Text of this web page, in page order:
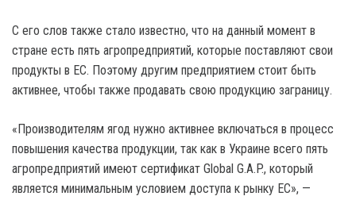
С его слов также стало известно, что на данный момент в
стране есть пять агропредприятий, которые поставляют свои
продукты в ЕС. Поэтому другим предприятием стоит быть
активнее, чтобы также продавать свою продукцию заграницу.
«Производителям ягод нужно активнее включаться в процесс
повышения качества продукции, так как в Украине всего пять
агропредприятий имеют сертификат Global G.A.P., который
является минимальным условием доступа к рынку ЕС», —